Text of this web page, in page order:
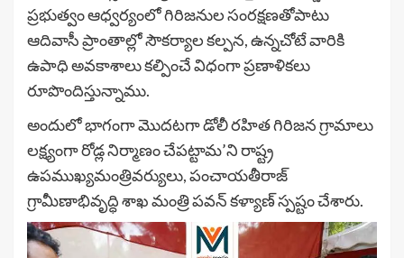
ప్రభుత్వం ఆధ్వర్యంలో గిరిజనుల సంరక్షణతోపాటు
ఆదివాసీ ప్రాంతాల్లో సౌకర్యాల కల్పన, ఉన్నచోటే వారికి
ఉపాధి అవకాశాలు కల్పించే విధంగా ప్రణాళికలు
రూపొందిస్తున్నాము.
అందులో భాగంగా మొదటగా డోలీ రహిత గిరిజన గ్రామాలు
లక్ష్యంగా రోడ్ల నిర్మాణం చేపట్టామ’ని రాష్ట్ర
ఉపముఖ్యమంత్రివర్యులు, పంచాయతీరాజ్
గ్రామీణాభివృద్ధి శాఖ మంత్రి పవన్ కళ్యాణ్ స్పష్టం చేశారు.